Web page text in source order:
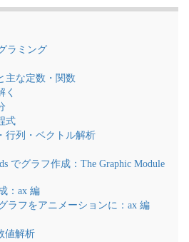
ラミング
主な定数・関数
く
式
行列・ベクトル解析
でグラフ作成：The Graphic Module
：ax 編
ラフをアニメーションに：ax 編
値解析